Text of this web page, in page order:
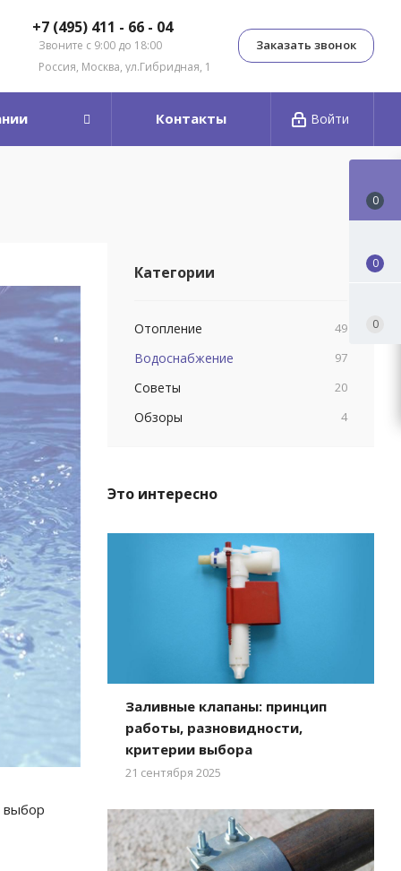
+7 (495) 411 - 66 - 04
Звоните с 9:00 до 18:00
Россия, Москва, ул.Гибридная, 1
Заказать звонок
Войти
Контакты
выбор
Категории
Отопление 49
Водоснабжение 97
Советы 20
Обзоры 4
Это интересно
Заливные клапаны: принцип
работы, разновидности,
критерии выбора
21 сентября 2025
0
0
0